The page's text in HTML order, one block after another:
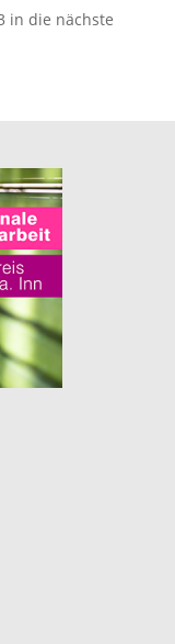
in die nächste